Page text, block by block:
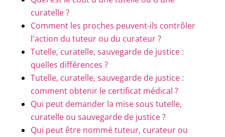
curatelle ?
Comment les proches peuvent-ils contrôler
l'action du tuteur ou du curateur ?
Tutelle, curatelle, sauvegarde de justice :
quelles différences ?
Tutelle, curatelle, sauvegarde de justice :
comment obtenir le certificat médical ?
Qui peut demander la mise sous tutelle,
curatelle ou sauvegarde de justice ?
Qui peut être nommé tuteur, curateur ou